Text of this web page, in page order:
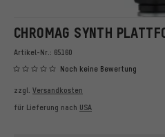
CHROMAG SYNTH
Artikel-Nr.: 65160
Noch keine Bewertung
zzgl. Versandkosten
für Lieferung nach USA